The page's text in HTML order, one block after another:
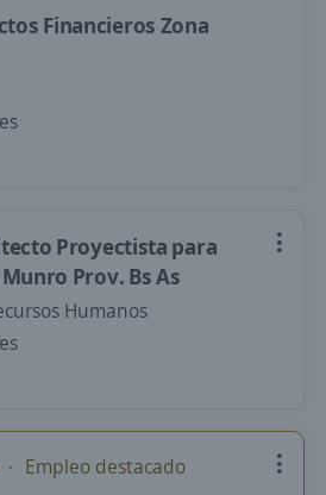
Financieros Zona
Proyectista para
Prov. Bs As
Humanos
Empleo destacado